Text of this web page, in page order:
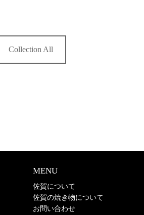
Collection All
MENU
佐賀について
佐賀の焼き物について
お問い合わせ